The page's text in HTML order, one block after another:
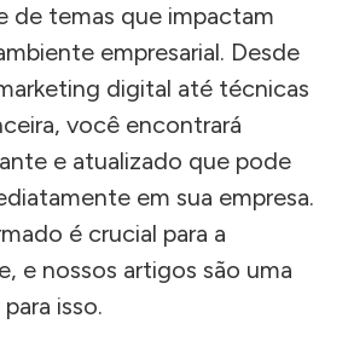
de temas que impactam
empresarial. Desde
digital até técnicas
você encontrará
e atualizado que pode
em sua empresa.
é crucial para a
e nossos artigos são uma
isso.